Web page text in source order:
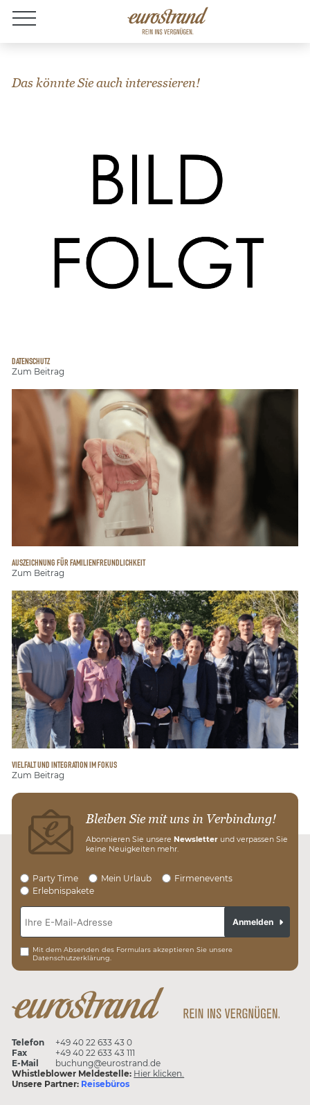
Jobs
Das könnte Sie auch interessieren!
DATENSCHUTZ
Zum Beitrag
AUSZEICHNUNG FÜR FAMILIENFREUNDLICHKEIT
Zum Beitrag
VIELFALT UND INTEGRATION IM FOKUS
Zum Beitrag
Bleiben Sie mit uns in Verbindung!
Abonnieren Sie unsere Newsletter und verpassen Sie
keine Neuigkeiten mehr.
Party Time Mein Urlaub
Firmenevents
Erlebnispakete
Mit dem Absenden des Formulars akzeptieren Sie unsere
Datenschutzerklärung.
Anmelden
Telefon
+49 40 22 633 43 0
Fax
+49 40 22 633 43 111
E-Mail
buchung@eurostrand.de
Whistleblower Meldestelle: Hier klicken.
Unsere Partner: Reisebüros